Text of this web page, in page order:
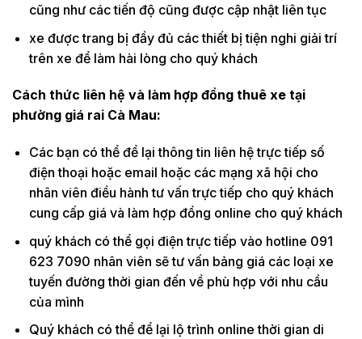
cũng như các tiến độ cũng được cập nhật liên tục
xe được trang bị đầy đủ các thiết bị tiện nghi giải trí
trên xe để làm hài lòng cho quý khách
Cách thức liên hệ và làm hợp đồng thuê xe tại
phường giá rai Cà Mau:
Các bạn có thể để lại thông tin liên hệ trực tiếp số
điện thoại hoặc email hoặc các mạng xã hội cho
nhân viên điều hành tư vấn trực tiếp cho quý khách
cung cấp giá và làm hợp đồng online cho quý khách
quý khách có thể gọi điện trực tiếp vào hotline 091
623 7090 nhân viên sẽ tư vấn bảng giá các loại xe
tuyến đường thời gian đến về phù hợp với nhu cầu
của mình
Quý khách có thể để lại lộ trình online thời gian di